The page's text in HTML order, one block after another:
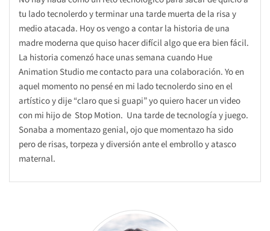
tu lado tecnolerdo y terminar una tarde muerta de la risa y
medio atacada. Hoy os vengo a contar la historia de una
madre moderna que quiso hacer difícil algo que era bien fácil.
La historia comenzó hace unas semana cuando Hue
Animation Studio me contacto para una colaboración. Yo en
aquel momento no pensé en mi lado tecnolerdo sino en el
artístico y dije “claro que si guapi” yo quiero hacer un video
con mi hijo de Stop Motion. Una tarde de tecnología y juego.
Sonaba a momentazo genial, ojo que momentazo ha sido
pero de risas, torpeza y diversión ante el embrollo y atasco
maternal.